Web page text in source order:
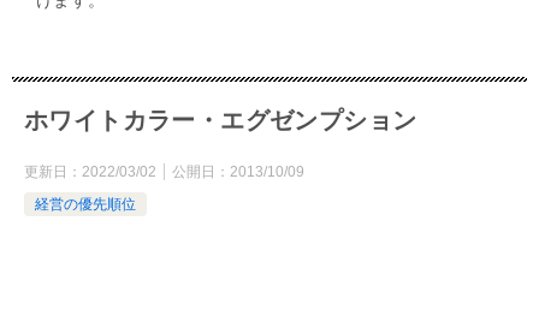
ホワイトカラー・エグゼンプション
更新日： 2022/03/02 公開日： 2013/10/09
経営の優先順位